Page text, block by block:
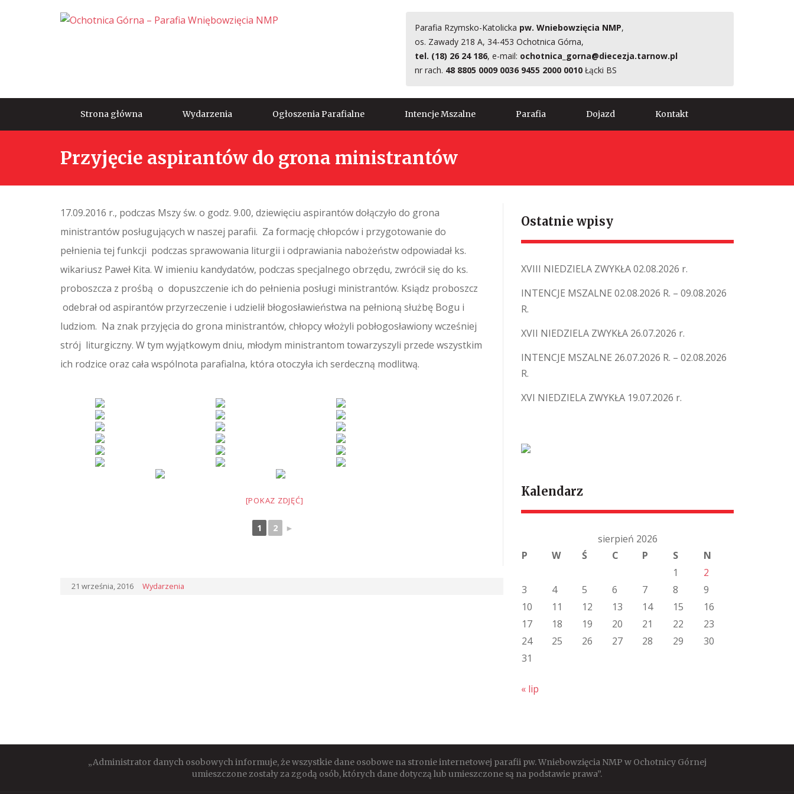
Parafia Rzymsko-Katolicka pw. Wniebowzięcia NMP,
os. Zawady 218 A, 34-453 Ochotnica Górna,
tel. (18) 26 24 186, e-mail: ochotnica_gorna@diecezja.tarnow.pl
nr rach. 48 8805 0009 0036 9455 2000 0010 Łącki BS
Strona główna Wydarzenia Ogłoszenia Parafialne Intencje Mszalne Parafia Dojazd Kontakt
Przyjęcie aspirantów do grona ministrantów
17.09.2016 r., podczas Mszy św. o godz. 9.00, dziewięciu aspirantów dołączyło do grona
ministrantów posługujących w naszej parafii. Za formację chłopców i przygotowanie do
pełnienia tej funkcji podczas sprawowania liturgii i odprawiania nabożeństw odpowiadał ks.
wikariusz Paweł Kita. W imieniu kandydatów, podczas specjalnego obrzędu, zwrócił się do ks.
proboszcza z prośbą o dopuszczenie ich do pełnienia posługi ministrantów. Ksiądz proboszcz
odebrał od aspirantów przyrzeczenie i udzielił błogosławieństwa na pełnioną służbę Bogu i
ludziom. Na znak przyjęcia do grona ministrantów, chłopcy włożyli pobłogosławiony wcześniej
strój liturgiczny. W tym wyjątkowym dniu, młodym ministrantom towarzyszyli przede wszystkim
ich rodzice oraz cała wspólnota parafialna, która otoczyła ich serdeczną modlitwą.
[POKAZ ZDJĘĆ]
1 2 ►
21 września, 2016 Wydarzenia
Ostatnie wpisy
XVIII NIEDZIELA ZWYKŁA 02.08.2026 r.
INTENCJE MSZALNE 02.08.2026 R. – 09.08.2026
R.
XVII NIEDZIELA ZWYKŁA 26.07.2026 r.
INTENCJE MSZALNE 26.07.2026 R. – 02.08.2026
R.
XVI NIEDZIELA ZWYKŁA 19.07.2026 r.
Kalendarz
sierpień 2026
P
W Ś C P S
N
1
2
3
4 5 6 7 8
9
10
11 12 13 14 15
16
17
18 19 20 21 22
23
24
25 26 27 28 29
30
31
« lip
„Administrator danych osobowych informuje, że wszystkie dane osobowe na stronie internetowej parafii pw. Wniebowzięcia NMP w Ochotnicy Górnej
umieszczone zostały za zgodą osób, których dane dotyczą lub umieszczone są na podstawie prawa”.